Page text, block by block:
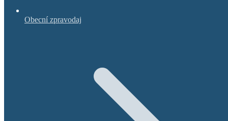
Obecní zpravodaj